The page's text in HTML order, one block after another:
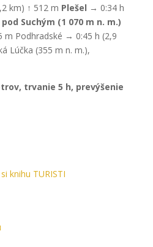
km) ↑ 512 m Plešel → 0:34 h
Suchým (1 070 m n. m.)
m Podhradské → 0:45 h (2,9
Lúčka (355 m n. m.),
trvanie 5 h, prevýšenie